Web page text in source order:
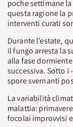
poche settimane
questa ragione la
interventi curati
Durante l’estate,
il fungo arresta la
alla fase
successiva. Sotto i
spore svernanti
La variabilità
malattia:
focolai improvvisi